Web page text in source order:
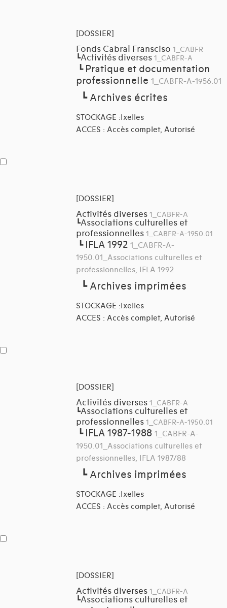
[DOSSIER]
Fonds Cabral Fransciso 1_CABFR
┗Activités diverses 1_CABFR-A
┗ Pratique et documentation
professionnelle 1_CABFR-A-1956.01
┗Archives écrites
STOCKAGE :Ixelles
ACCES : Accès complet, Autorisé
[DOSSIER]
Activités diverses 1_CABFR-A
┗Associations culturelles et
professionnelles 1_CABFR-A-1950.01
┗ IFLA 1992 1_CABFR-A-
1950.01_Associations culturelles et
professionnelles, IFLA 1992
┗Archives imprimées
STOCKAGE :Ixelles
ACCES : Accès complet, Autorisé
[DOSSIER]
Activités diverses 1_CABFR-A
┗Associations culturelles et
professionnelles 1_CABFR-A-1950.01
┗ IFLA 1987-1988 1_CABFR-A-
1950.01_Associations culturelles et
professionnelles, IFLA 1987/88
┗Archives imprimées
STOCKAGE :Ixelles
ACCES : Accès complet, Autorisé
[DOSSIER]
Activités diverses 1_CABFR-A
┗Associations culturelles et